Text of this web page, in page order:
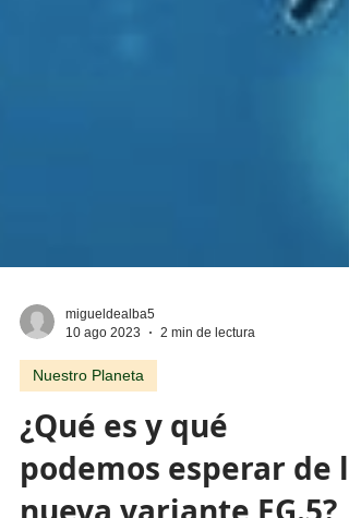
migueldealba5
10 ago 2023
¿Qué es y qué
podemos esperar de la